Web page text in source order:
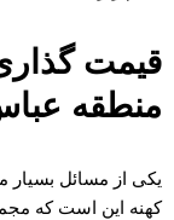
قیمت
منطقه
یکی از مسائل
کهنه این است که